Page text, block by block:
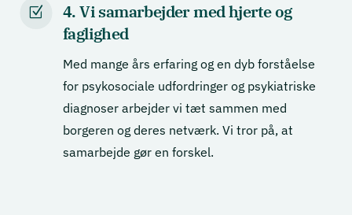
4. Vi samarbejder med hjerte og
faglighed
Med mange års erfaring og en dyb forståelse
for psykosociale udfordringer og psykiatriske
diagnoser arbejder vi tæt sammen med
borgeren og deres netværk. Vi tror på, at
samarbejde gør en forskel.
Z